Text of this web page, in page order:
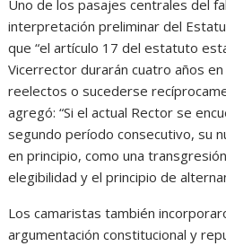
Uno de los pasajes centrales del
interpretación preliminar del
que “el artículo 17 del estatuto
Vicerrector durarán cuatro años
reelectos o sucederse
agregó: “Si el actual Rector se
segundo período consecutivo, su
en principio, como una
elegibilidad y el principio de
Los camaristas también
argumentación constitucional y